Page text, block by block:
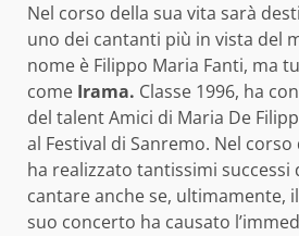
Nel corso della sua vita sarà
uno dei cantanti più in vista del
nome è Filippo Maria Fanti, ma
come Irama. Classe 1996, ha
del talent Amici di Maria De
al Festival di Sanremo. Nel
ha realizzato tantissimi successi
cantare anche se, ultimamente,
suo concerto ha causato